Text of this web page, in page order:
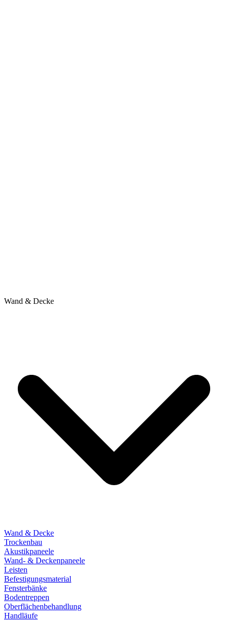
Wand & Decke
Wand & Decke
Trockenbau
Akustikpaneele
Wand- & Deckenpaneele
Leisten
Befestigungsmaterial
Fensterbänke
Bodentreppen
Oberflächenbehandlung
Handläufe